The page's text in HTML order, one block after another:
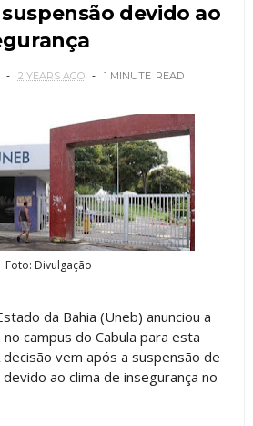
devido ao
2 YEARS AGO 1 MINUTE READ
Foto: Divulgação
da Bahia (Uneb) anunciou a
campus do Cabula para esta
vem após a suspensão de
ao clima de insegurança no